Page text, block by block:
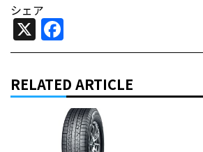
シェア
X
RELATED ARTICLE